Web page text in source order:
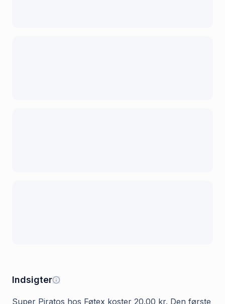
Indsigter
Super Piratos hos Føtex koster 20.00 kr. Den første